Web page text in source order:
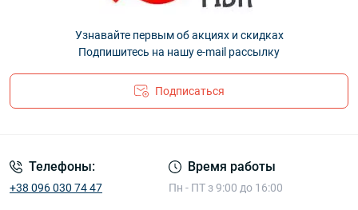
Узнавайте первым об акциях и скидках
Подпишитесь на нашу e-mail рассылку
Подписаться
Телефоны:
+38 096 030 74 47
Время работы
Пн - ПТ з 9:00 до 16:00